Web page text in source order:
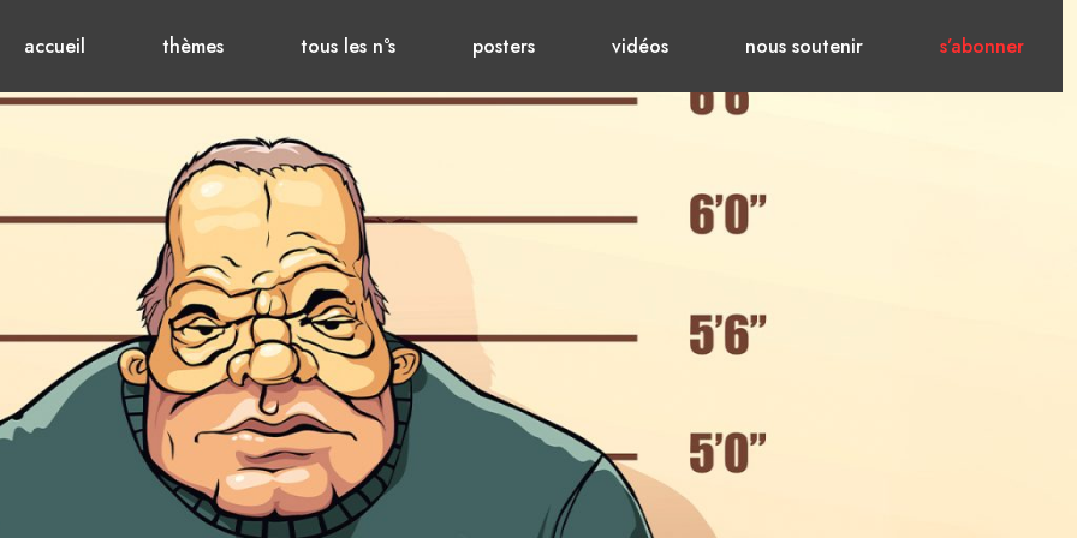
accueil thèmes tous les n°s posters vidéos nous soutenir s’abonner